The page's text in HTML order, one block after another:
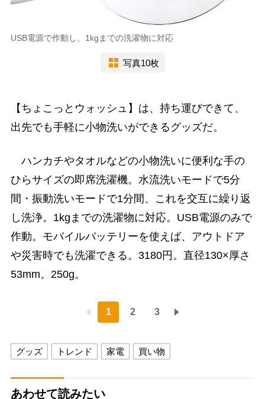
USB電源で作動し、1kgまでの洗濯物に対応
写真10枚
【ちょこっとウォッシュ】は、持ち運びできて、
出先でも手軽に小物洗いができるグッズだ。
ハンカチやタオルなどの小物洗いに便利な手の
ひらサイズの即席洗濯機。水流洗いモードで5分
間・振動洗いモードで1分間、これを交互に繰り返
し洗浄。1kgまでの洗濯物に対応。USB電源のみで
作動。モバイルバッテリーを使えば、アウトドア
や災害時でも洗濯できる。3180円。直径130×厚さ
53mm。250g。
1 2 3
グッズ トレンド 家電 買い物
あわせて読みたい